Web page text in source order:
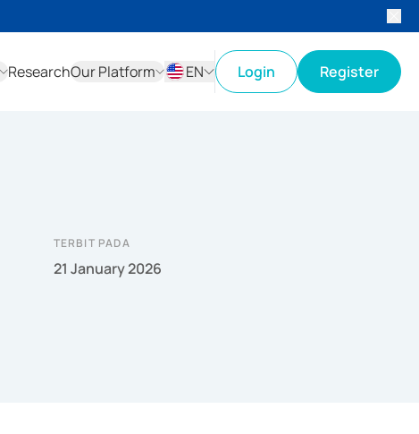
ResearchOur Platform
EN
Login Register
TERBIT PADA
21 January 2026